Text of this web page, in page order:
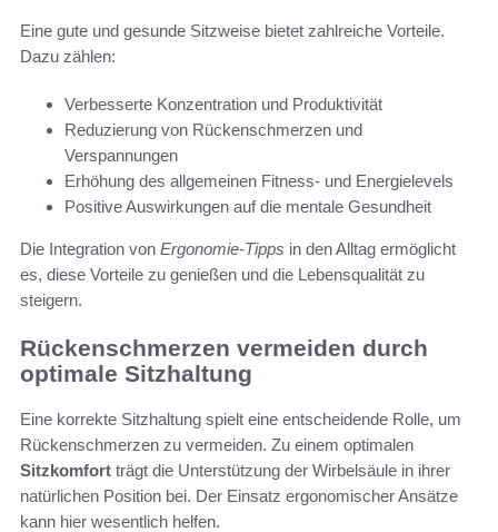
Eine gute und gesunde Sitzweise bietet zahlreiche Vorteile.
Dazu zählen:
Verbesserte Konzentration und Produktivität
Reduzierung von Rückenschmerzen und
Verspannungen
Erhöhung des allgemeinen Fitness- und Energielevels
Positive Auswirkungen auf die mentale Gesundheit
Die Integration von Ergonomie-Tipps in den Alltag ermöglicht
es, diese Vorteile zu genießen und die Lebensqualität zu
steigern.
Rückenschmerzen vermeiden durch
optimale Sitzhaltung
Eine korrekte Sitzhaltung spielt eine entscheidende Rolle, um
Rückenschmerzen zu vermeiden. Zu einem optimalen
Sitzkomfort trägt die Unterstützung der Wirbelsäule in ihrer
natürlichen Position bei. Der Einsatz ergonomischer Ansätze
kann hier wesentlich helfen.